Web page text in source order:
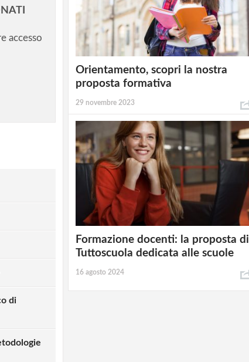
accesso
di
Orientamento, scopri la nostra
proposta formativa
29 novembre 2023
Formazione docenti: la proposta di
Tuttoscuola dedicata alle scuole
16 agosto 2024